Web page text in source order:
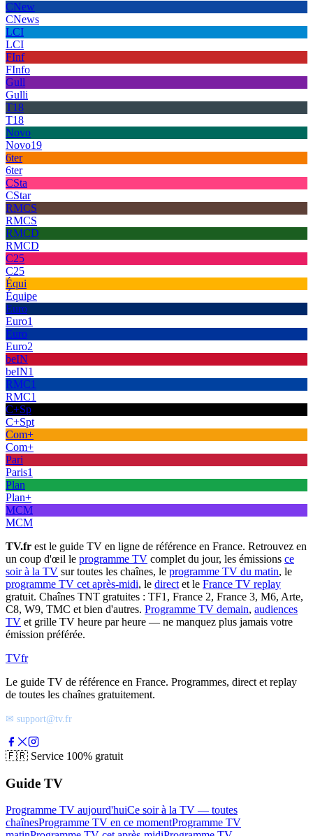
CNew
CNews
LCI
LCI
FInf
FInfo
Gull
Gulli
T18
T18
Novo
Novo19
6ter
6ter
CSta
CStar
RMCS
RMCS
RMCD
RMCD
C25
C25
Équi
Équipe
Euro
Euro1
Euro
Euro2
beIN
beIN1
RMC1
RMC1
C+Sp
C+Spt
Com+
Com+
Pari
Paris1
Plan
Plan+
MCM
MCM
TV.fr est le guide TV en ligne de référence en France. Retrouvez en
un coup d'œil le programme TV complet du jour, les émissions ce
soir à la TV sur toutes les chaînes, le programme TV du matin, le
programme TV cet après-midi, le direct et le France TV replay
gratuit. Chaînes TNT gratuites : TF1, France 2, France 3, M6, Arte,
C8, W9, TMC et bien d'autres. Programme TV demain, audiences
TV et grille TV heure par heure — ne manquez plus jamais votre
émission préférée.
TVfr
Le guide TV de référence en France. Programmes, direct et replay
de toutes les chaînes gratuitement.
✉ support@tv.fr
🇫🇷 Service 100% gratuit
Guide TV
Programme TV aujourd'huiCe soir à la TV — toutes
chaînesProgramme TV en ce momentProgramme TV